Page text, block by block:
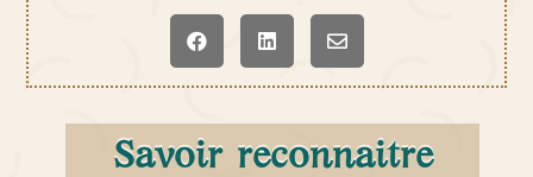
  
Savoir reconnaitre